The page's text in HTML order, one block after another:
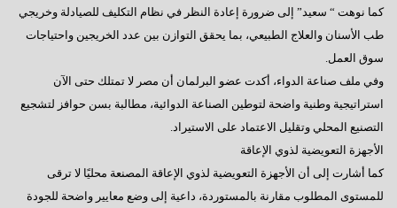
كما نوهت “ سعيد” إلى ضرورة إعادة النظر في نظام التكليف للصيادلة وخريجي
طب الأسنان والعلاج الطبيعي، بما يحقق التوازن بين عدد الخريجين واحتياجات
سوق العمل.
وفي ملف صناعة الدواء، أكدت عضو البرلمان أن مصر لا تمتلك حتى الآن
استراتيجية وطنية واضحة لتوطين الصناعة الدوائية، مطالبة بسن حوافز لتشجيع
التصنيع المحلي وتقليل الاعتماد على الاستيراد.
الأجهزة التعويضية لذوي الإعاقة
كما أشارت إلى أن الأجهزة التعويضية لذوي الإعاقة المصنعة محليًا لا ترقى
للمستوى المطلوب مقارنة بالمستوردة، داعية إلى وضع معايير واضحة للجودة